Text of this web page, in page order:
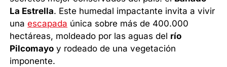
La Estrella. Este humedal impactante invita a vivir
unaescapada única sobre más de 400.000
hectáreas, moldeado por las aguas del río
Pilcomayo y rodeado de una vegetación
imponente.